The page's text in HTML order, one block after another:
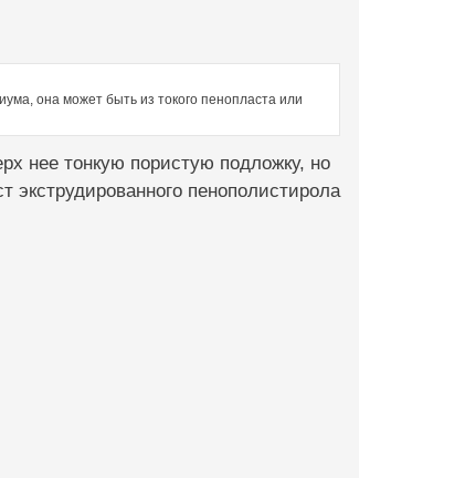
она может быть из токого пенопласта или
нее тонкую пористую подложку, но
экструдированного пенополистирола